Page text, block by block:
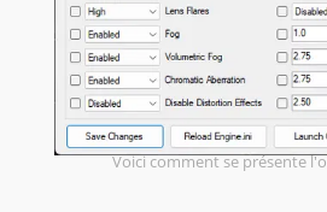
Voici comment se présente